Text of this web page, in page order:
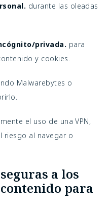
durante las oleadas
privada. para
y cookies.
Malwarebytes o
el uso de una VPN,
riesgo al navegar o
a los
para